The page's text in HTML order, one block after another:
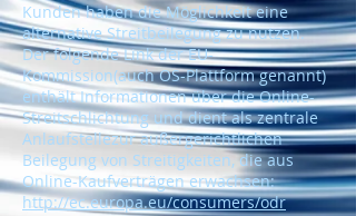
Kunden haben die Möglichkeit eine
alternative Streitbeilegung zu nutzen.
Der folgende Link der EU-
Kommission(auch OS-Plattform genannt)
enthält Informationen über die Online-
Streitschlichtung und dient als zentrale
Anlaufstellezur außergerichtlichen
Beilegung von Streitigkeiten, die aus
Online-Kaufverträgen erwachsen:
http://ec.europa.eu/consumers/odr